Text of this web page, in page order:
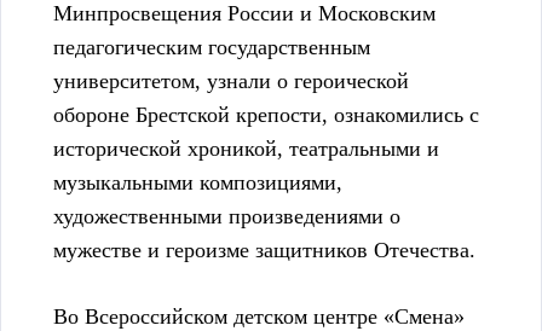
Минпросвещения России и Московским
педагогическим государственным
университетом, узнали о героической
обороне Брестской крепости, ознакомились с
исторической хроникой, театральными и
музыкальными композициями,
художественными произведениями о
мужестве и героизме защитников Отечества.
Во Всероссийском детском центре «Смена»